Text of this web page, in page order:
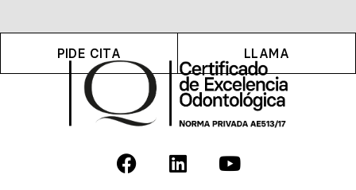
PIDE CITA LLAMA